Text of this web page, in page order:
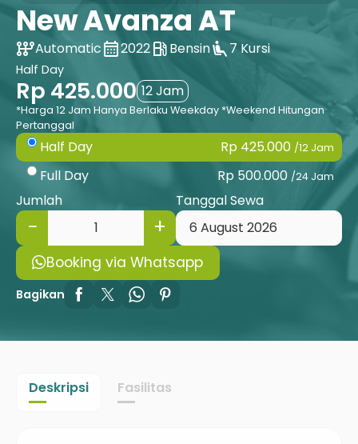
New Avanza AT
auto_transmissionAutomaticcalendar_month2022local_gas_stationBensinairline_seat_recline_extra 7 Kursi
Half Day
Rp 425.000 12 Jam
*Harga 12 Jam Hanya Berlaku Weekday *Weekend Hitungan
Pertanggal
Half Day Rp 425.000 /12 Jam
Full Day Rp 500.000 /24 Jam
Jumlah Tanggal Sewa
Booking via Whatsapp
Bagikan
Deskripsi Fasilitas